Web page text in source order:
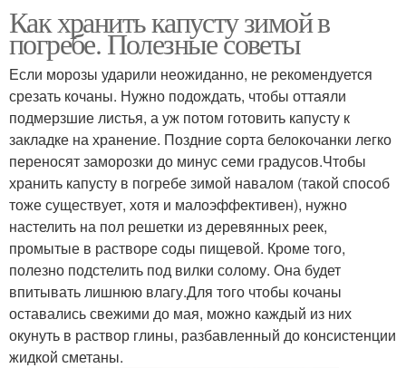
Как хранить капусту зимой в
погребе. Полезные советы
Если морозы ударили неожиданно, не рекомендуется
срезать кочаны. Нужно подождать, чтобы оттаяли
подмерзшие листья, а уж потом готовить капусту к
закладке на хранение. Поздние сорта белокочанки легко
переносят заморозки до минус семи градусов.Чтобы
хранить капусту в погребе зимой навалом (такой способ
тоже существует, хотя и малоэффективен), нужно
настелить на пол решетки из деревянных реек,
промытые в растворе соды пищевой. Кроме того,
полезно подстелить под вилки солому. Она будет
впитывать лишнюю влагу.Для того чтобы кочаны
оставались свежими до мая, можно каждый из них
окунуть в раствор глины, разбавленный до консистенции
жидкой сметаны.